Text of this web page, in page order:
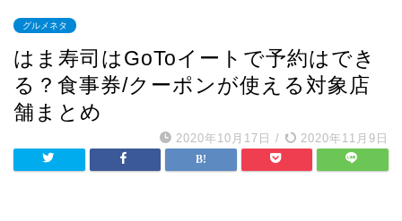
入
グルメネタ
はま寿司はGoToイートで予約はでき
る？食事券/クーポンが使える対象店
舗まとめ
2020年10月17日 / 2020年11月9日